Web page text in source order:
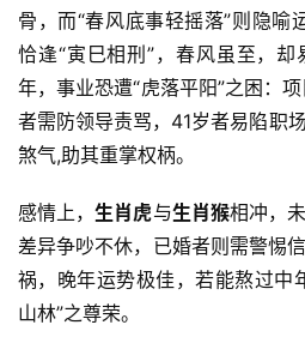
骨，而“春风底事轻摇落”则隐喻
恰逢“寅巳相刑”，春风虽至，
年，事业恐遭“虎落平阳”之困：
者需防领导责骂，41岁者易陷职
煞气,助其重掌权柄。
感情上，生肖虎与生肖猴相冲，
差异争吵不休，已婚者则需警惕
祸，晚年运势极佳，若能熬过中
山林”之尊荣。